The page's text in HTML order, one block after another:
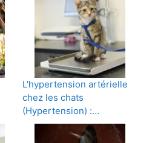
L'hypertension artérielle
chez les chats
(Hypertension) :…